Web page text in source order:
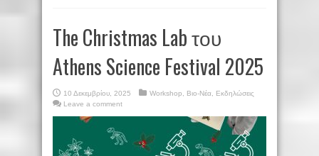
The Christmas Lab του
Athens Science Festival 2025
10 Δεκεμβρίου, 2025 Workshop Βιο-Νέα
Εκδηλώσεις
Leave a comment